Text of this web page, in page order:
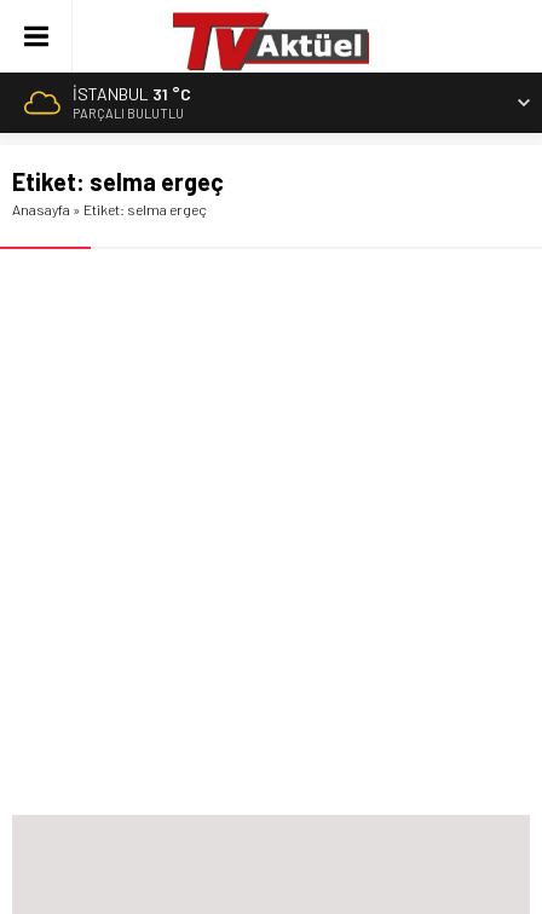
İSTANBUL 31 °C
PARÇALI BULUTLU
Etiket: selma ergeç
Anasayfa » Etiket: selma ergeç